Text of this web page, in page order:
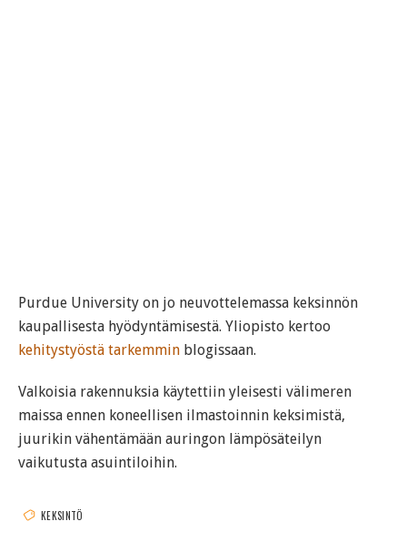
Purdue University on jo neuvottelemassa keksinnön
kaupallisesta hyödyntämisestä. Yliopisto kertoo
kehitystyöstä tarkemmin blogissaan.
Valkoisia rakennuksia käytettiin yleisesti välimeren
maissa ennen koneellisen ilmastoinnin keksimistä,
juurikin vähentämään auringon lämpösäteilyn
vaikutusta asuintiloihin.
KEKSINTÖ